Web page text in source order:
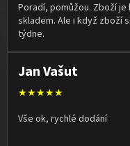
Poradí, pomůžou. Zboží
skladem. Ale i když zboží
týdne.
Jan Vašut
★★★★★
Vše ok, rychlé dodání